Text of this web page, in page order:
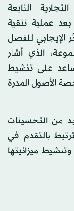
التابعة
عملية تنقية
في عام 2020، والأثر الإيجابي للفصل
الذي أشار
على تنشيط
الأصول المدرة
من التحسينات
بالتقدم في
ميزانيتها